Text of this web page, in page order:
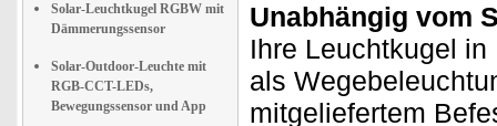
Solar-Leuchtkugel RGBW mit
Dämmerungssensor
Solar-Outdoor-Leuchte mit
RGB-CCT-LEDs,
Bewegungssensor und App
Unabhängig vom
Ihre Leuchtkugel in
als
mitgeliefertem